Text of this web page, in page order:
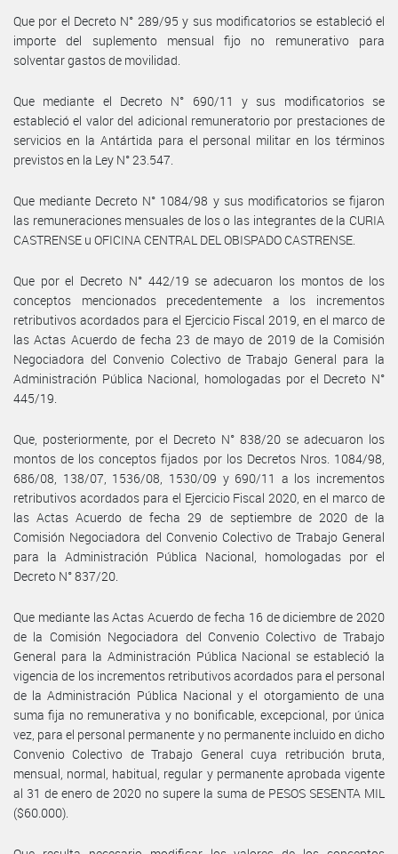
Que por el Decreto N° 289/95 y sus modificatorios se estableció el
importe del suplemento mensual fijo no remunerativo para
solventar gastos de movilidad.
Que mediante el Decreto N° 690/11 y sus modificatorios se
estableció el valor del adicional remuneratorio por prestaciones de
servicios en la Antártida para el personal militar en los términos
previstos en la Ley N° 23.547.
Que mediante Decreto N° 1084/98 y sus modificatorios se fijaron
las remuneraciones mensuales de los o las integrantes de la CURIA
CASTRENSE u OFICINA CENTRAL DEL OBISPADO CASTRENSE.
Que por el Decreto N° 442/19 se adecuaron los montos de los
conceptos mencionados precedentemente a los incrementos
retributivos acordados para el Ejercicio Fiscal 2019, en el marco de
las Actas Acuerdo de fecha 23 de mayo de 2019 de la Comisión
Negociadora del Convenio Colectivo de Trabajo General para la
Administración Pública Nacional, homologadas por el Decreto N°
445/19.
Que, posteriormente, por el Decreto N° 838/20 se adecuaron los
montos de los conceptos fijados por los Decretos Nros. 1084/98,
686/08, 138/07, 1536/08, 1530/09 y 690/11 a los incrementos
retributivos acordados para el Ejercicio Fiscal 2020, en el marco de
las Actas Acuerdo de fecha 29 de septiembre de 2020 de la
Comisión Negociadora del Convenio Colectivo de Trabajo General
para la Administración Pública Nacional, homologadas por el
Decreto N° 837/20.
Que mediante las Actas Acuerdo de fecha 16 de diciembre de 2020
de la Comisión Negociadora del Convenio Colectivo de Trabajo
General para la Administración Pública Nacional se estableció la
vigencia de los incrementos retributivos acordados para el personal
de la Administración Pública Nacional y el otorgamiento de una
suma fija no remunerativa y no bonificable, excepcional, por única
vez, para el personal permanente y no permanente incluido en dicho
Convenio Colectivo de Trabajo General cuya retribución bruta,
mensual, normal, habitual, regular y permanente aprobada vigente
al 31 de enero de 2020 no supere la suma de PESOS SESENTA MIL
($60.000).